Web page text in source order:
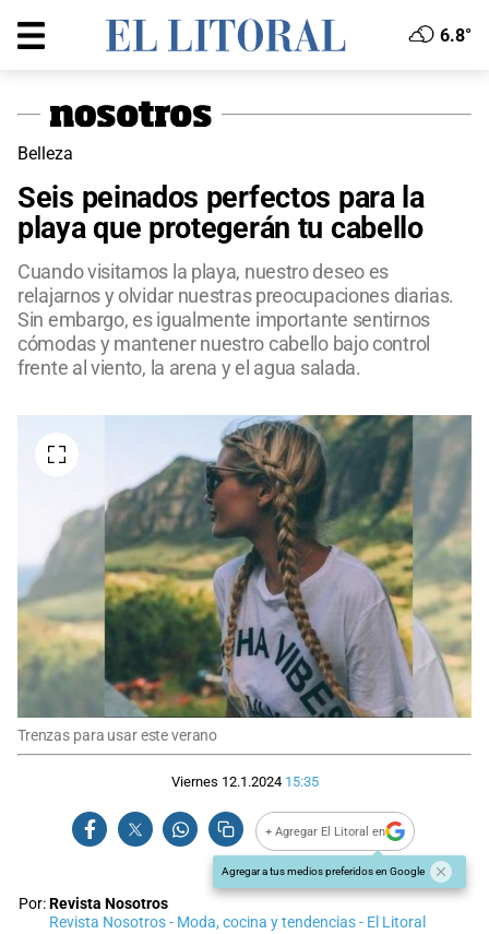
6.8°
Belleza
Seis peinados perfectos para la
playa que protegerán tu cabello
Cuando visitamos la playa, nuestro deseo es
relajarnos y olvidar nuestras preocupaciones diarias.
Sin embargo, es igualmente importante sentirnos
cómodas y mantener nuestro cabello bajo control
frente al viento, la arena y el agua salada.
Trenzas para usar este verano
Viernes 12.1.2024 15:35
+ Agregar El Litoral en
Agregar a tus medios preferidos en Google
Por:Revista Nosotros
Revista Nosotros - Moda, cocina y tendencias - El Litoral